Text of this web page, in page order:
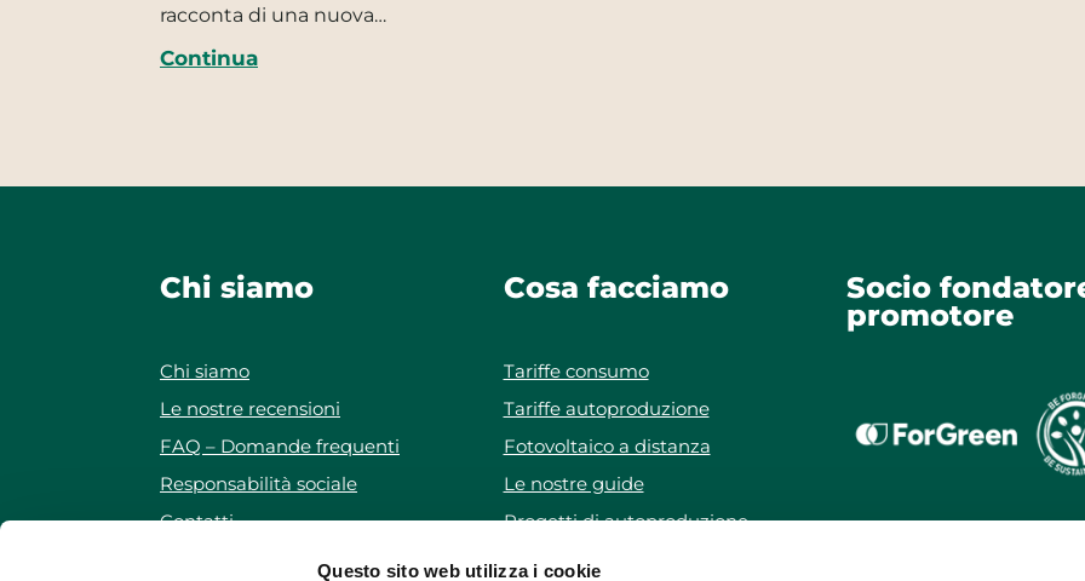
Questo sito web utilizza i cookie
racconta di una nuova…
Continua
Chi siamo
Chi siamo
Le nostre recensioni
FAQ – Domande frequenti
Responsabilità sociale
Contatti
Iscriviti alla newsletter
Cosa facciamo
Tariffe consumo
Tariffe autoproduzione
Fotovoltaico a distanza
Le nostre guide
Progetti di autoproduzione
Progetto WeForYou
Socio
promotore